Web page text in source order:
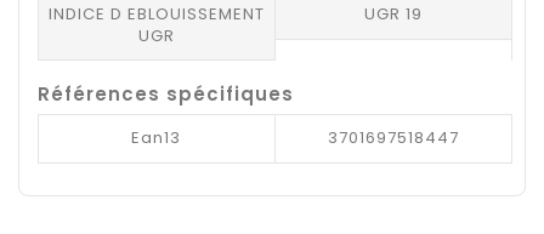
INDICE D EBLOUISSEMENT
UGR
UGR 19
Références spécifiques
Ean13 3701697518447